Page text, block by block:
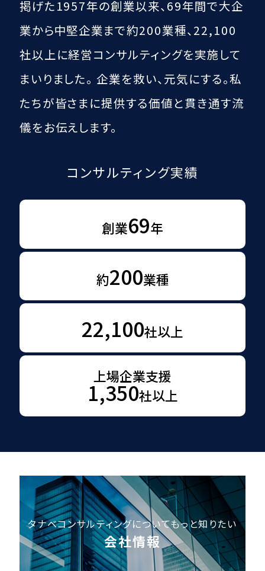
掲げた1957年の創業以来、69年間で大企
業から中堅企業まで約200業種、22,100
社以上に経営コンサルティングを実施して
まいりました。 企業を救い、元気にする。私
たちが皆さまに提供する価値と貫き通す流
儀をお伝えします。
コンサルティング実績
創業69年
約200業種
22,100社以上
上場企業支援
1,350社以上
タナベコンサルティングについてもっと知りたい
会社情報